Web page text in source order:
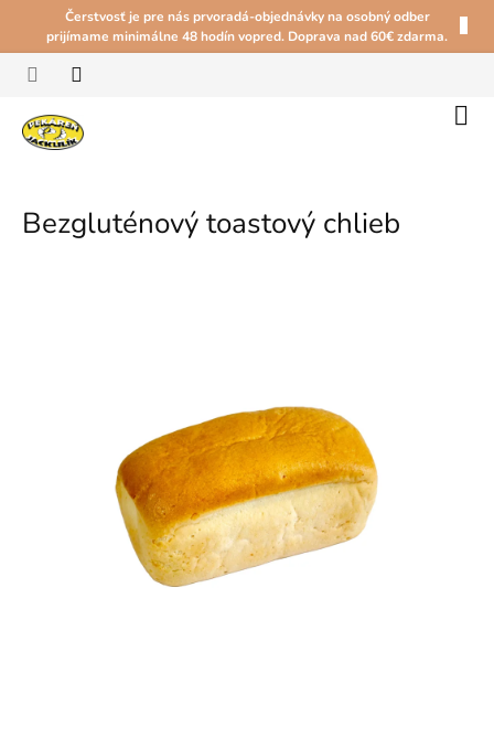
obsah
Čerstvosť je pre nás prvoradá-objednávky na osobný odber
prijímame minimálne 48 hodín vopred. Doprava nad 60€ zdarma.
Bezgluténový toastový chlieb